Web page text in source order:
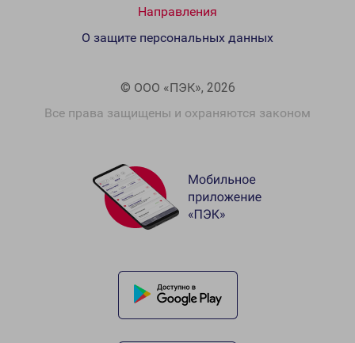
Направления
© ООО «ПЭК», 2026
Все права защищены и охраняются законом
О защите персональных данных